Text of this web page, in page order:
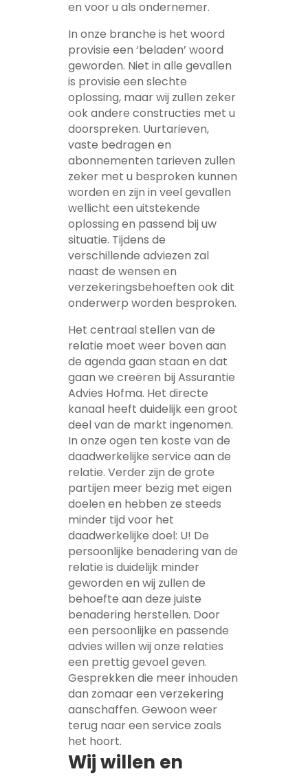
en voor u als ondernemer.
In onze branche is het woord
provisie een ‘beladen’ woord
geworden. Niet in alle gevallen
is provisie een slechte
oplossing, maar wij zullen zeker
ook andere constructies met u
doorspreken. Uurtarieven,
vaste bedragen en
abonnementen tarieven zullen
zeker met u besproken kunnen
worden en zijn in veel gevallen
wellicht een uitstekende
oplossing en passend bij uw
situatie. Tijdens de
verschillende adviezen zal
naast de wensen en
verzekeringsbehoeften ook dit
onderwerp worden besproken.
Het centraal stellen van de
relatie moet weer boven aan
de agenda gaan staan en dat
gaan we creëren bij Assurantie
Advies Hofma. Het directe
kanaal heeft duidelijk een groot
deel van de markt ingenomen.
In onze ogen ten koste van de
daadwerkelijke service aan de
relatie. Verder zijn de grote
partijen meer bezig met eigen
doelen en hebben ze steeds
minder tijd voor het
daadwerkelijke doel: U! De
persoonlijke benadering van de
relatie is duidelijk minder
geworden en wij zullen de
behoefte aan deze juiste
benadering herstellen. Door
een persoonlijke en passende
advies willen wij onze relaties
een prettig gevoel geven.
Gesprekken die meer inhouden
dan zomaar een verzekering
aanschaffen. Gewoon weer
terug naar een service zoals
het hoort.
Wij willen en